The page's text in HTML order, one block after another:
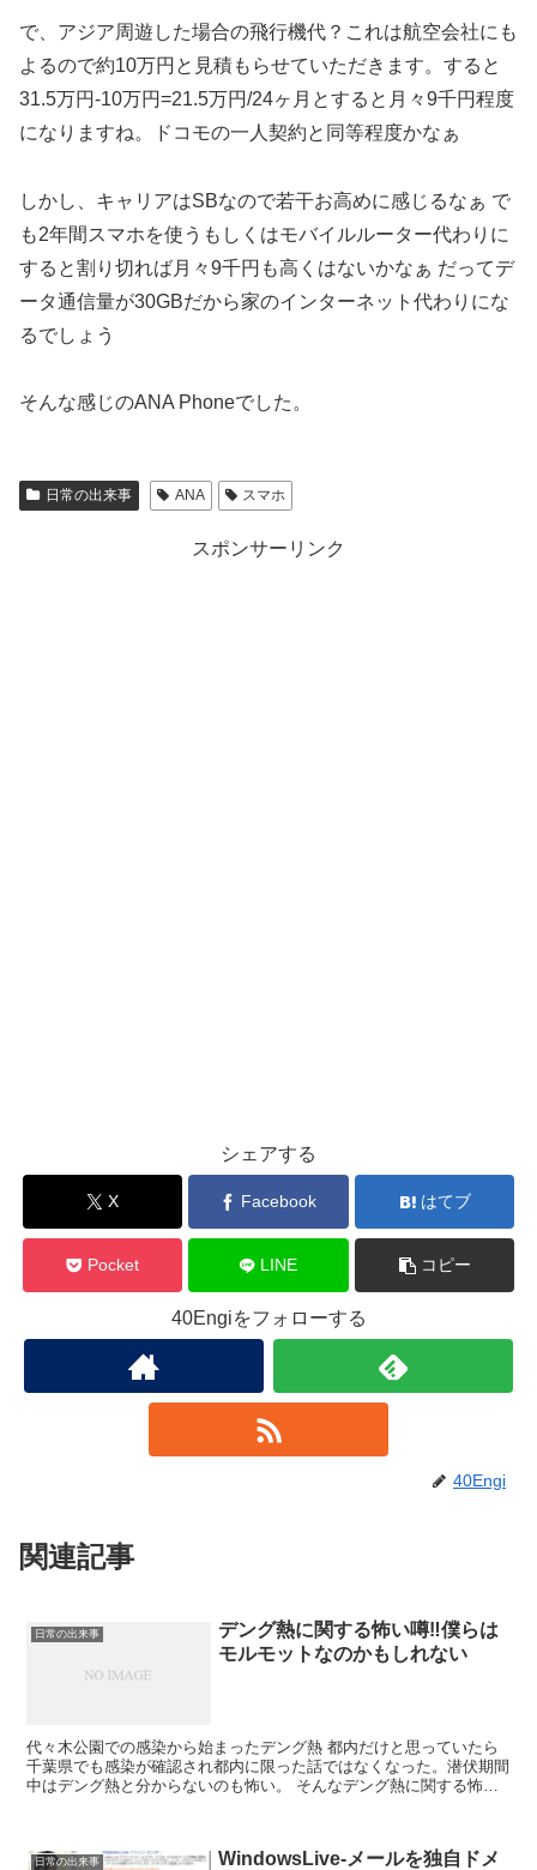
で、アジア周遊した場合の飛行機代？これは航空会社にも
よるので約10万円と見積もらせていただきます。すると
31.5万円-10万円=21.5万円/24ヶ月とすると月々9千円程度
になりますね。ドコモの一人契約と同等程度かなぁ
しかし、キャリアはSBなので若干お高めに感じるなぁ で
も2年間スマホを使うもしくはモバイルルーター代わりに
すると割り切れば月々9千円も高くはないかなぁ だってデ
ータ通信量が30GBだから家のインターネット代わりにな
るでしょう
そんな感じのANA Phoneでした。
日常の出来事 ANA スマホ
スポンサーリンク
シェアする
X Facebook はてブ
Pocket LINE コピー
40Engiをフォローする
40Engi
関連記事
日常の出来事
デング熱に関する怖い噂‼︎僕らは
モルモットなのかもしれない
代々木公園での感染から始まったデング熱 都内だけと思っていたら
千葉県でも感染が確認され都内に限った話ではなくなった。潜伏期間
中はデング熱と分からないのも怖い。 そんなデング熱に関する怖い
日常の出来事
WindowsLive-メールを独自ドメ